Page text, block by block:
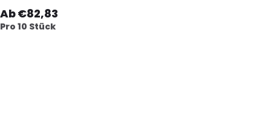
Ab €82,83
Pro 10 Stück